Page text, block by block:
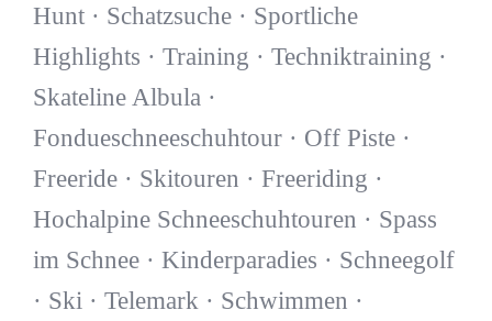
Hunt · Schatzsuche · Sportliche
Highlights · Training · Techniktraining ·
Skateline Albula ·
Fondueschneeschuhtour · Off Piste ·
Freeride · Skitouren · Freeriding ·
Hochalpine Schneeschuhtouren · Spass
im Schnee · Kinderparadies · Schneegolf
· Ski · Telemark · Schwimmen ·